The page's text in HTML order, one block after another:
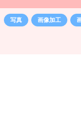
写真 画像加工